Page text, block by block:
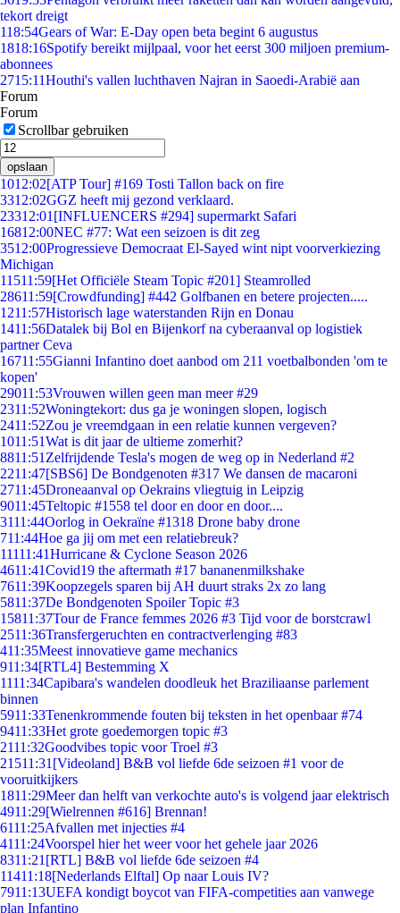
tekort dreigt
118:54Gears of War: E-Day open beta begint 6 augustus
1818:16Spotify bereikt mijlpaal, voor het eerst 300 miljoen premium-
abonnees
2715:11Houthi's vallen luchthaven Najran in Saoedi-Arabië aan
Forum
Forum
Scrollbar gebruiken
opslaan
1012:02[ATP Tour] #169 Tosti Tallon back on fire
3312:02GGZ heeft mij gezond verklaard.
23312:01 [INFLUENCERS #294] supermarkt Safari
16812:00NEC #77: Wat een seizoen is dit zeg
3512:00Progressieve Democraat El-Sayed wint nipt voorverkiezing
Michigan
11511:59[Het Officiële Steam Topic #201] Steamrolled
28611:59[Crowdfunding] #442 Golfbanen en betere projecten.....
1211:57Historisch lage waterstanden Rijn en Donau
1411:56Datalek bij Bol en Bijenkorf na cyberaanval op logistiek
partner Ceva
16711:55Gianni Infantino doet aanbod om 211 voetbalbonden 'om te
kopen'
29011:53Vrouwen willen geen man meer #29
2311:52Woningtekort: dus ga je woningen slopen, logisch
2411:52Zou je vreemdgaan in een relatie kunnen vergeven?
1011:51Wat is dit jaar de ultieme zomerhit?
8811:51 Zelfrijdende Tesla's mogen de weg op in Nederland #2
2211:47[SBS6] De Bondgenoten #317 We dansen de macaroni
2711:45Droneaanval op Oekrains vliegtuig in Leipzig
9011:45Teltopic #1558 tel door en door en door....
3111:44Oorlog in Oekraïne #1318 Drone baby drone
711:44Hoe ga jij om met een relatiebreuk?
11111:41Hurricane & Cyclone Season 2026
4611:41Covid19 the aftermath #17 bananenmilkshake
7611:39Koopzegels sparen bij AH duurt straks 2x zo lang
5811:37De Bondgenoten Spoiler Topic #3
15811:37Tour de France femmes 2026 #3 Tijd voor de borstcrawl
2511:36Transfergeruchten en contractverlenging #83
411:35Meest innovatieve game mechanics
911:34[RTL4] Bestemming X
1111:34Capibara's wandelen doodleuk het Braziliaanse parlement
binnen
5911:33Tenenkrommende fouten bij teksten in het openbaar #74
9411:33Het grote goedemorgen topic #3
2111:32Goodvibes topic voor Troel #3
21511:31 [Videoland] B&B vol liefde 6de seizoen #1 voor de
vooruitkijkers
1811:29Meer dan helft van verkochte auto's is volgend jaar elektrisch
4911:29[Wielrennen #616] Brennan!
6111:25Afvallen met injecties #4
4111:24Voorspel hier het weer voor het gehele jaar 2026
8311:21 [RTL] B&B vol liefde 6de seizoen #4
11411:18[Nederlands Elftal] Op naar Louis IV?
7911:13UEFA kondigt boycot van FIFA-competities aan vanwege
plan Infantino